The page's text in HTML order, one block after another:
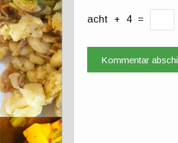
acht + 4 =